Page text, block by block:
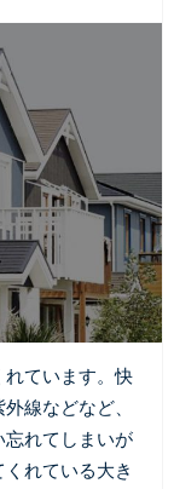
ています。快
線などなど、
れてしまいが
れている大き